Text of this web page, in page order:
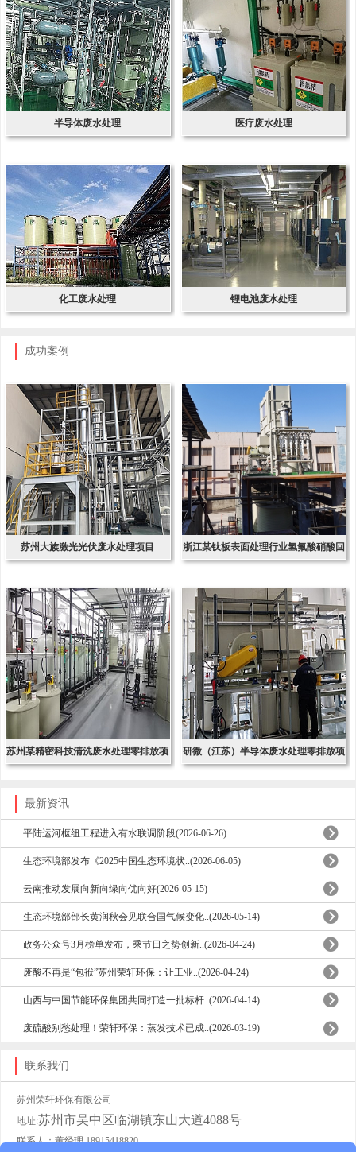
半导体废水处理 医疗废水处理
化工废水处理 锂电池废水处理
成功案例
苏州大族激光光伏废水处理项目 浙江某钛板表面处理行业氢氟酸硝酸回
苏州某精密科技清洗废水处理零排放项 研微（江苏）半导体废水处理零排放项
最新资讯
平陆运河枢纽工程进入有水联调阶段(2026-06-26)
生态环境部发布《2025中国生态环境状..(2026-06-05)
云南推动发展向新向绿向优向好(2026-05-15)
生态环境部部长黄润秋会见联合国气候变化..(2026-05-14)
政务公众号3月榜单发布，乘节日之势创新..(2026-04-24)
废酸不再是“包袱”苏州荣轩环保：让工业..(2026-04-24)
山西与中国节能环保集团共同打造一批标杆..(2026-04-14)
废硫酸别愁处理！荣轩环保：蒸发技术已成..(2026-03-19)
联系我们
苏州荣轩环保有限公司
地址:苏州市吴中区临湖镇东山大道4088号
联系人：董经理 18915418820